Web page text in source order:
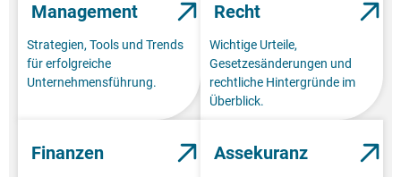
Management
Strategien, Tools und Trends
für erfolgreiche
Unternehmensführung.
Recht
Wichtige Urteile,
Gesetzesänderungen und
rechtliche Hintergründe im
Überblick.
Finanzen Assekuranz